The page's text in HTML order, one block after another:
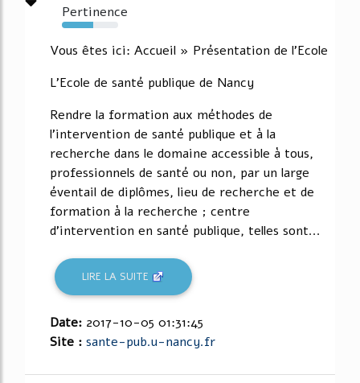
Pertinence
55%
Vous êtes ici: Accueil » Présentation de l'Ecole
L'Ecole de santé publique de Nancy
Rendre la formation aux méthodes de
l'intervention de santé publique et à la
recherche dans le domaine accessible à tous,
professionnels de santé ou non, par un large
éventail de diplômes, lieu de recherche et de
formation à la recherche ; centre
d'intervention en santé publique, telles sont...
LIRE LA SUITE
Date: 2017-10-05 01:31:45
Site : sante-pub.u-nancy.fr